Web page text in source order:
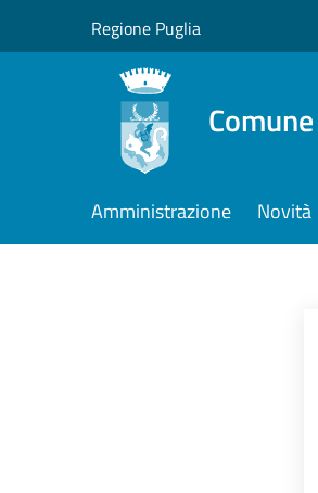
Regione Puglia
Amministrazione Novità